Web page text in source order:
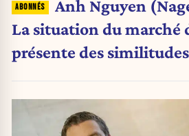
Anh Nguyen
La situation du marché
présente des